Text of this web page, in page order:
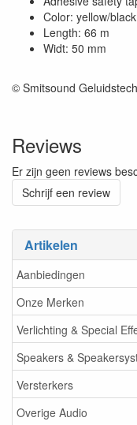
Artikelen
Aanbiedingen
Onze Merken
Verlichting & Special
Speakers &
Versterkers
Overige Audio
Color: yellow/black
Length: 66 m
Widt: 50 mm
© Smitsound
Reviews
Er zijn geen reviews
Schrijf een review